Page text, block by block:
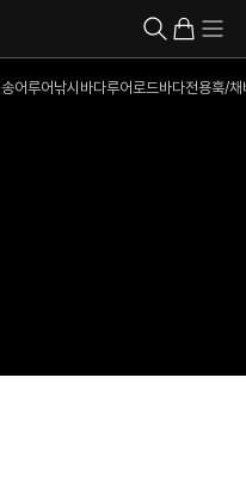
송어루어낚시 바다루어로드바다전용훅/채